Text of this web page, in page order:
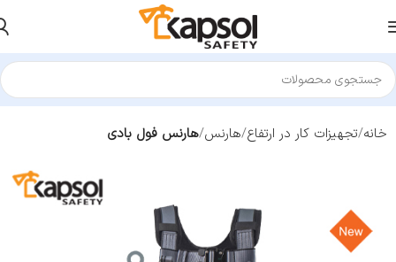
خانه تجهیزات کار در ارتفاع هارنس هارنس فول بادی